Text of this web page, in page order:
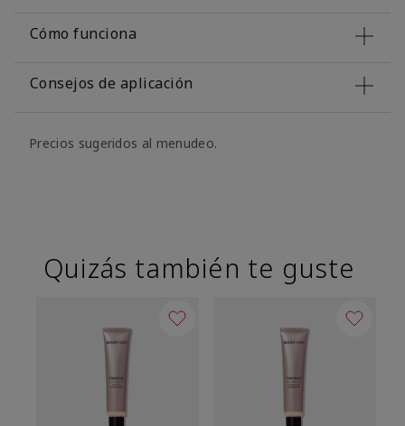
Cómo funciona
Consejos de aplicación
Precios sugeridos al menudeo.
Quizás también te guste